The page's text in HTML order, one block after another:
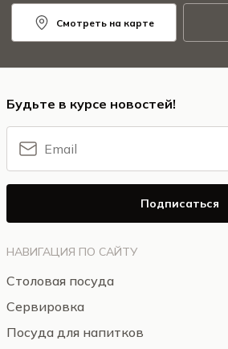
Смотреть на карте
НАВИГАЦИЯ ПО САЙТУ
Столовая посуда
Сервировка
Посуда для напитков
Будьте в курсе новостей!
Подписаться